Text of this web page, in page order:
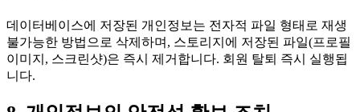
데이터베이스에 저장된 개인정보는 전자적 파일 형태로 재생
불가능한 방법으로 삭제하며, 스토리지에 저장된 파일(프로필
이미지, 스크린샷)은 즉시 제거합니다. 회원 탈퇴 즉시 실행됩
니다.